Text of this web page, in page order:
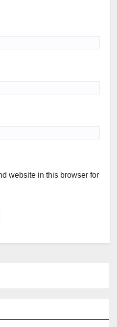
website in this browser for